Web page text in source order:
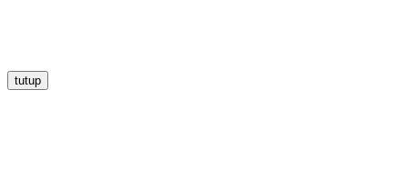
tutup